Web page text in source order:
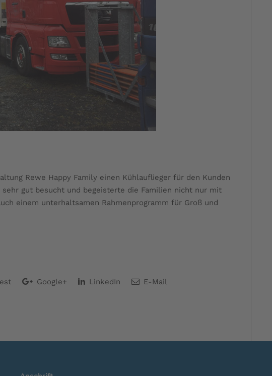
Rewe Happy Family einen Kühlauflieger für den Kunden
sehr gut besucht und begeisterte die Familien nicht nur mit
einem unterhaltsamen Rahmenprogramm für Groß und
Google+ LinkedIn E-Mail